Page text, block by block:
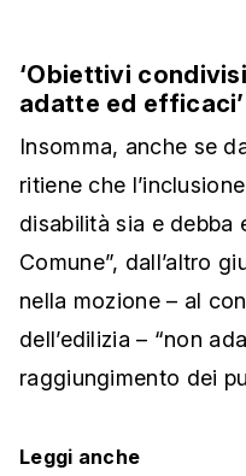
‘Obiettivi
adatte ed efficaci’
Insomma, anche se
ritiene che
disabilità sia e debba
Comune”, dall’altro
nella mozione – al
dell’edilizia – “non
raggiungimento dei
Leggi anche